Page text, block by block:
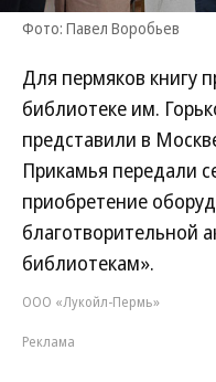
Фото: Павел Воробьев
Для пермяков книгу
библиотеке им.
представили в
Прикамья передали
приобретение
благотворительной
библиотекам».
ООО «Лукойл-Пермь»
Реклама